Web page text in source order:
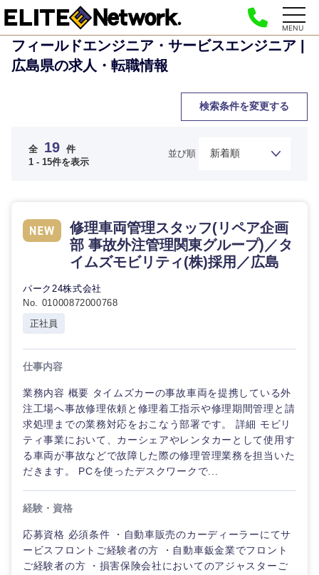
MENU
フィールドエンジニア・サービスエンジニア |
広島県の求人・転職情報
検索条件を変更する
ご希望の職種を選択してください
ご希望の職種を選択してください
ご希望の業界を選択してください
ご希望の勤務地を選択してください
ご希望条件を入力ください
全 19 件
1 - 15件を表示
並び順
修理車両管理スタッフ(リペア企画
部 事故外注管理関東グループ)／タ
イムズモビリティ(株)採用／広島
パーク24株式会社
No. 01000872000768
正社員
仕事内容
業務内容 概要 タイムズカーの事故車両を提携している外
注工場へ事故修理依頼と修理着工指示や修理期間管理と請
求処理までの業務対応をおこなう部署です。 詳細 モビリ
ティ事業において、カーシェアやレンタカーとして使用す
る車両が事故などで故障した際の修理管理業務を担当いた
だきます。 PCを使ったデスクワークで...
経験・資格
応募資格 必須条件 ・自動車販売のカーディーラーにてサ
ービスフロントご経験者の方 ・自動車鈑金業でフロント
ご経験者の方 ・損害保険会社においてのアジャスターご